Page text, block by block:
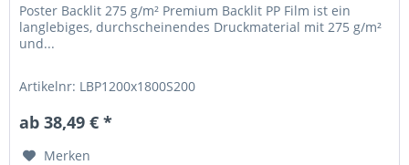
Poster Backlit 275 g/m² Premium Backlit PP Film ist ein
langlebiges, durchscheinendes Druckmaterial mit 275 g/m²
und...
Artikelnr: LBP1200x1800S200
ab 38,49 € *
Merken